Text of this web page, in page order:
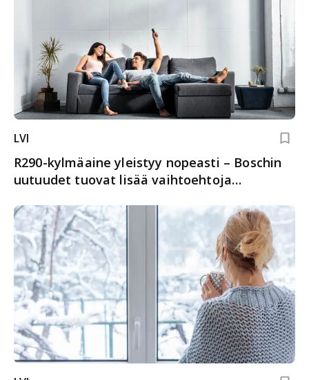
LVI
R290-kylmäaine yleistyy nopeasti – Boschin
uutuudet tuovat lisää vaihtoehtoja